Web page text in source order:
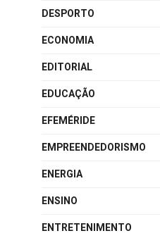
DESPORTO
ECONOMIA
EDITORIAL
EDUCAÇÃO
EFEMÉRIDE
EMPREENDEDORISMO
ENERGIA
ENSINO
ENTRETENIMENTO